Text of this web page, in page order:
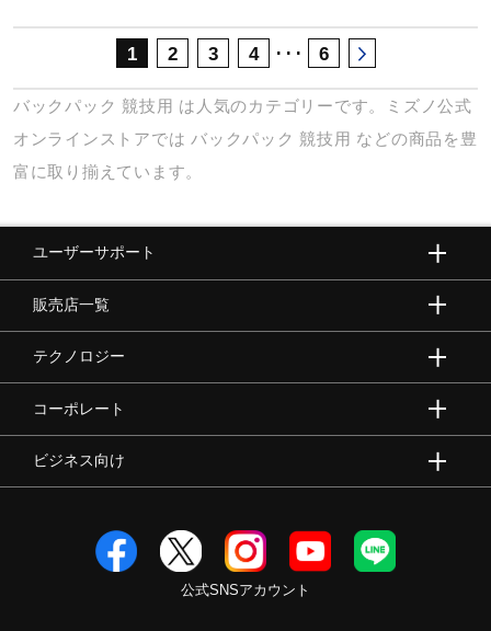
1 2 3 4 ･･･ 6
バックパック 競技用 は人気のカテゴリーです。ミズノ公式
オンラインストアでは バックパック 競技用 などの商品を豊
富に取り揃えています。
ユーザーサポート
販売店一覧
テクノロジー
コーポレート
ビジネス向け
公式SNSアカウント